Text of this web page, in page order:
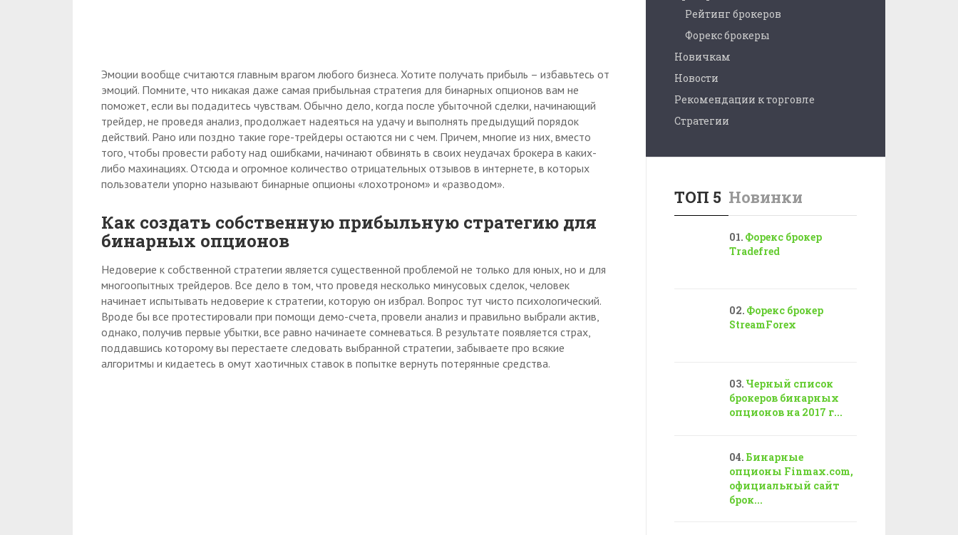
Эмоции вообще считаются главным врагом любого бизнеса. Хотите получать прибыль – избавьтесь от
эмоций. Помните, что никакая даже самая прибыльная стратегия для бинарных опционов вам не
поможет, если вы подадитесь чувствам. Обычно дело, когда после убыточной сделки, начинающий
трейдер, не проведя анализ, продолжает надеяться на удачу и выполнять предыдущий порядок
действий. Рано или поздно такие горе-трейдеры остаются ни с чем. Причем, многие из них, вместо
того, чтобы провести работу над ошибками, начинают обвинять в своих неудачах брокера в каких-
либо махинациях. Отсюда и огромное количество отрицательных отзывов в интернете, в которых
пользователи упорно называют бинарные опционы «лохотроном» и «разводом».
Как создать собственную прибыльную стратегию для
бинарных опционов
Недоверие к собственной стратегии является существенной проблемой не только для юных, но и для
многоопытных трейдеров. Все дело в том, что проведя несколько минусовых сделок, человек
начинает испытывать недоверие к стратегии, которую он избрал. Вопрос тут чисто психологический.
Вроде бы все протестировали при помощи демо-счета, провели анализ и правильно выбрали актив,
однако, получив первые убытки, все равно начинаете сомневаться. В результате появляется страх,
поддавшись которому вы перестаете следовать выбранной стратегии, забываете про всякие
алгоритмы и кидаетесь в омут хаотичных ставок в попытке вернуть потерянные средства.
Рейтинг брокеров
Форекс брокеры
Новичкам
Новости
Рекомендации к торговле
Стратегии
ТОП 5 Новинки
Форекс брокер
Tradefred
Форекс брокер
StreamForex
Черный список
брокеров бинарных
опционов на 2017 г...
Бинарные
опционы Finmax.com,
официальный сайт
брок...